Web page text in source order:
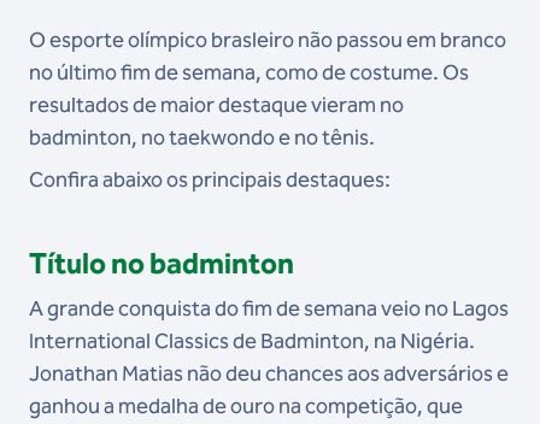
O esporte olímpico brasleiro não passou em branco
no último fim de semana, como de costume. Os
resultados de maior destaque vieram no
badminton, no taekwondo e no tênis.
Confira abaixo os principais destaques:
Título no badminton
A grande conquista do fim de semana veio no Lagos
International Classics de Badminton, na Nigéria.
Jonathan Matias não deu chances aos adversários e
ganhou a medalha de ouro na competição, que